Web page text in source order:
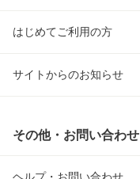
はじめてご利用の方
サイトからのお知らせ
その他・お問い合わせ